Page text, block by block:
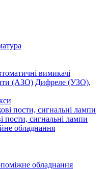
вимикачі
Дифреле (УЗО),
пости, сигнальні лампи
обладнання